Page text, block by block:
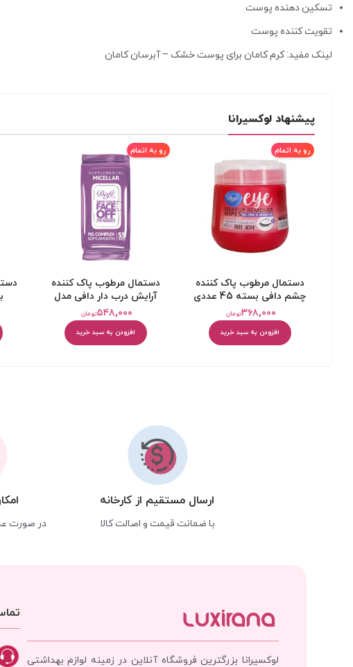
تسکین دهنده پوست
تقویت کننده پوست
لینک مفید: کرم کامان برای پوست خشک – آبرسان کامان
پیشنهاد لوکسیرانا
رو به اتمام
دستمال مرطوب پاک کننده
چشم دافی بسته 45 عددی
تومان۳۶۸,۰۰۰
افزودن به سبد خرید
رو به اتمام
دستمال مرطوب پاک کننده
آرایش درب دار دافی مدل
میسلار بسته 55 عددیتومان۵۴۸,۰۰۰
افزودن به سبد خرید
ارسال مستقیم از کارخانه
با ضمانت قیمت و اصالت کالا در صورت
لوکسیرانا بزرگترین فروشگاه آنلاین در زمینه لوازم بهداشتی